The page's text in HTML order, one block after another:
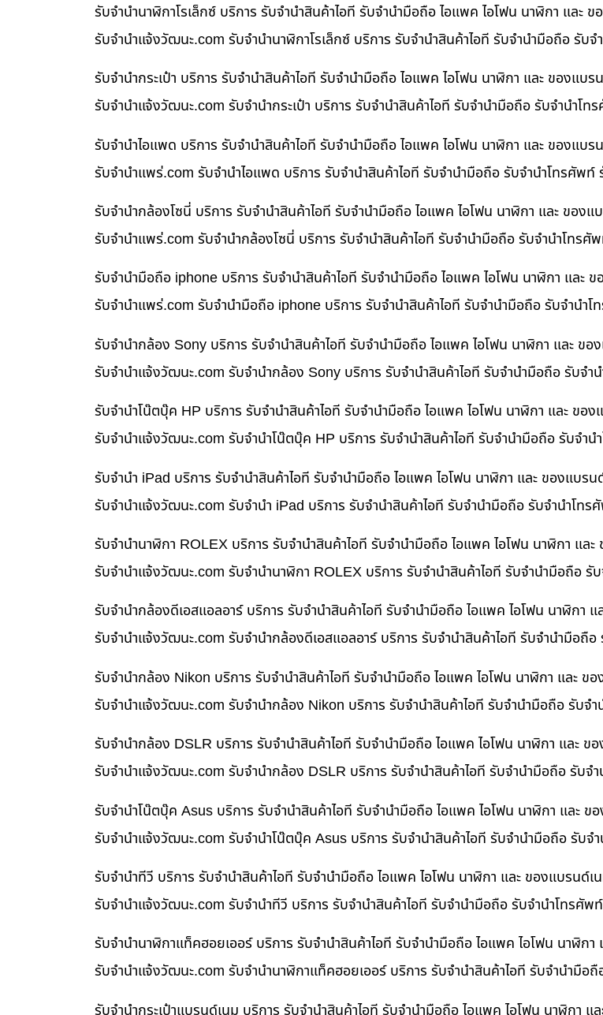
รับจำนำนาฬิกาโรเล็กซ์ บริการ รับจำนำสินค้าไอที รับจำนำมือถือ ไอแพค ไอโฟน นาฬิกา และ
รับจํานําแจ้งวัฒนะ.com รับจำนำนาฬิกาโรเล็กซ์ บริการ รับจำนำสินค้าไอที รับจำนำมือถือ รับ
รับจำนำกระเป๋า บริการ รับจำนำสินค้าไอที รับจำนำมือถือ ไอแพค ไอโฟน นาฬิกา และ ของแบร
รับจํานําแจ้งวัฒนะ.com รับจำนำกระเป๋า บริการ รับจำนำสินค้าไอที รับจำนำมือถือ รับจำนำโ
รับจำนำไอแพด บริการ รับจำนำสินค้าไอที รับจำนำมือถือ ไอแพค ไอโฟน นาฬิกา และ ของแบร
รับจํานําแพร่.com รับจำนำไอแพด บริการ รับจำนำสินค้าไอที รับจำนำมือถือ รับจำนำโทรศัพ
รับจำนำกล้องโซนี่ บริการ รับจำนำสินค้าไอที รับจำนำมือถือ ไอแพค ไอโฟน นาฬิกา และ ของแ
รับจํานําแพร่.com รับจำนำกล้องโซนี่ บริการ รับจำนำสินค้าไอที รับจำนำมือถือ รับจำนำโทรศั
รับจำนำมือถือ iphone บริการ รับจำนำสินค้าไอที รับจำนำมือถือ ไอแพค ไอโฟน นาฬิกา และ
รับจํานําแพร่.com รับจำนำมือถือ iphone บริการ รับจำนำสินค้าไอที รับจำนำมือถือ รับจำนำ
รับจำนำกล้อง Sony บริการ รับจำนำสินค้าไอที รับจำนำมือถือ ไอแพค ไอโฟน นาฬิกา และ ขอ
รับจํานําแจ้งวัฒนะ.com รับจำนำกล้อง Sony บริการ รับจำนำสินค้าไอที รับจำนำมือถือ รับจำ
รับจำนำโน๊ตบุ๊ค HP บริการ รับจำนำสินค้าไอที รับจำนำมือถือ ไอแพค ไอโฟน นาฬิกา และ ขอ
รับจํานําแจ้งวัฒนะ.com รับจำนำโน๊ตบุ๊ค HP บริการ รับจำนำสินค้าไอที รับจำนำมือถือ รับจำ
รับจำนำ iPad บริการ รับจำนำสินค้าไอที รับจำนำมือถือ ไอแพค ไอโฟน นาฬิกา และ ของแบรน
รับจํานําแจ้งวัฒนะ.com รับจำนำ iPad บริการ รับจำนำสินค้าไอที รับจำนำมือถือ รับจำนำโท
รับจำนำนาฬิกา ROLEX บริการ รับจำนำสินค้าไอที รับจำนำมือถือ ไอแพค ไอโฟน นาฬิกา แล
รับจํานําแจ้งวัฒนะ.com รับจำนำนาฬิกา ROLEX บริการ รับจำนำสินค้าไอที รับจำนำมือถือ รั
รับจำนำกล้องดีเอสแอลอาร์ บริการ รับจำนำสินค้าไอที รับจำนำมือถือ ไอแพค ไอโฟน นาฬิกา
รับจํานําแจ้งวัฒนะ.com รับจำนำกล้องดีเอสแอลอาร์ บริการ รับจำนำสินค้าไอที รับจำนำมือถื
รับจำนำกล้อง Nikon บริการ รับจำนำสินค้าไอที รับจำนำมือถือ ไอแพค ไอโฟน นาฬิกา และ ข
รับจํานําแจ้งวัฒนะ.com รับจำนำกล้อง Nikon บริการ รับจำนำสินค้าไอที รับจำนำมือถือ รับจ
รับจำนำกล้อง DSLR บริการ รับจำนำสินค้าไอที รับจำนำมือถือ ไอแพค ไอโฟน นาฬิกา และ ข
รับจํานําแจ้งวัฒนะ.com รับจำนำกล้อง DSLR บริการ รับจำนำสินค้าไอที รับจำนำมือถือ รับจ
รับจำนำโน๊ตบุ๊ค Asus บริการ รับจำนำสินค้าไอที รับจำนำมือถือ ไอแพค ไอโฟน นาฬิกา และ ข
รับจํานําแจ้งวัฒนะ.com รับจำนำโน๊ตบุ๊ค Asus บริการ รับจำนำสินค้าไอที รับจำนำมือถือ รับจ
รับจำนำทีวี บริการ รับจำนำสินค้าไอที รับจำนำมือถือ ไอแพค ไอโฟน นาฬิกา และ ของแบรนด์เ
รับจํานําแจ้งวัฒนะ.com รับจำนำทีวี บริการ รับจำนำสินค้าไอที รับจำนำมือถือ รับจำนำโทรศั
รับจำนำนาฬิกาแท็คฮอยเออร์ บริการ รับจำนำสินค้าไอที รับจำนำมือถือ ไอแพค ไอโฟน นาฬิก
รับจํานําแจ้งวัฒนะ.com รับจำนำนาฬิกาแท็คฮอยเออร์ บริการ รับจำนำสินค้าไอที รับจำนำมือ
รับจำนำกระเป๋าแบรนด์เนม บริการ รับจำนำสินค้าไอที รับจำนำมือถือ ไอแพค ไอโฟน นาฬิกา แ